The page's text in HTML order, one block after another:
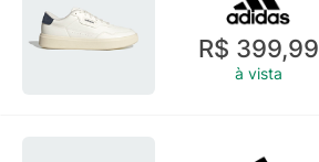
R$ 399,99
à vista